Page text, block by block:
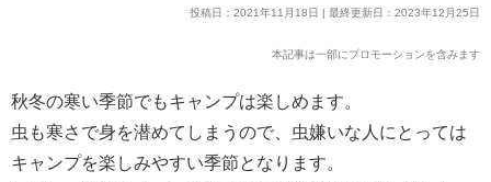
投稿日：2021年11月18日 | 最終更新日：2023年12月25日
本記事は一部にプロモーションを含みます
秋冬の寒い季節でもキャンプは楽しめます。
虫も寒さで身を潜めてしまうので、虫嫌いな人にとっては
キャンプを楽しみやすい季節となります。